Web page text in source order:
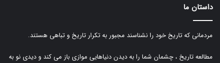
داستان ما
مردمانی که تاریخ خود را نشناسند مجبور به تکرار تاریخ و تباهی هستند.
مطالعه تاریخ ، چشمان شما را به دیدن دنیاهایی موازی باز می کند و دیدی نو به